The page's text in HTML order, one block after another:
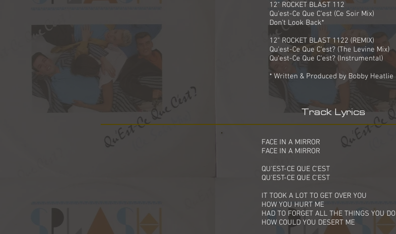
12" ROCKET BLAST 112
Qu'est-Ce Que C'est (Ce Soir Mix)
Don't Look Back*
12" ROCKET BLAST 1122 (REMIX)
Qu'est-Ce Que C'est? (The Levine Mix)
Qu'est-Ce Que C'est? (Instrumental)
* Written & Produced by Bobby Heatlie
Track Lyrics
FACE IN A MIRROR
FACE IN A MIRROR
QU'EST-CE QUE C'EST
QU'EST-CE QUE C'EST
IT TOOK A LOT TO GET OVER YOU
HOW YOU HURT ME
HAD TO FORGET ALL THE THINGS YOU DO
HOW COULD YOU DESERT ME